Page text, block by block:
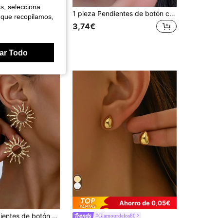
1 pieza Pendientes de botón con flor de acero inoxidable de 16G con CZ, pendientes de cabeza plana adecuados para cartílago, hélice, lóbulo y otros piercings de oreja, pendientes para mujer
3,74€
1 par de pendientes de botón elegantes y personalizados con girasol, para mujeres
en Flores Pendientes De Mujer
Ahorro de 0,05€
#Glamourdelos80
selecciona
recopilamos,
Todo